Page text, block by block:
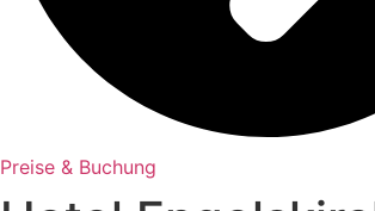
Preise & Buchung